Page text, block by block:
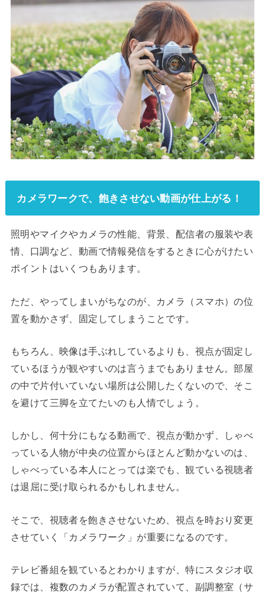
カメラワークで、飽きさせない動画が仕上がる！
照明やマイクやカメラの性能、背景、配信者の服装や表
情、口調など、動画で情報発信をするときに心がけたい
ポイントはいくつもあります。
ただ、やってしまいがちなのが、カメラ（スマホ）の位
置を動かさず、固定してしまうことです。
もちろん、映像は手ぶれしているよりも、視点が固定し
ているほうが観やすいのは言うまでもありません。部屋
の中で片付いていない場所は公開したくないので、そこ
を避けて三脚を立てたいのも人情でしょう。
しかし、何十分にもなる動画で、視点が動かず、しゃべ
っている人物が中央の位置からほとんど動かないのは、
しゃべっている本人にとっては楽でも、観ている視聴者
は退屈に受け取られるかもしれません。
そこで、視聴者を飽きさせないため、視点を時おり変更
させていく「カメラワーク」が重要になるのです。
テレビ番組を観ているとわかりますが、特にスタジオ収
録では、複数のカメラが配置されていて、副調整室（サ